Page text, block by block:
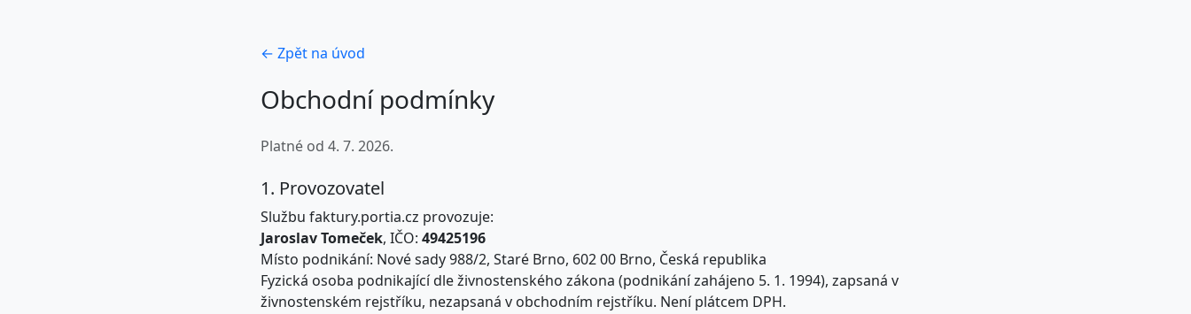
← Zpět na úvod
Obchodní podmínky
Platné od 4. 7. 2026.
1. Provozovatel
Službu faktury.portia.cz provozuje:
Jaroslav Tomeček, IČO: 49425196
Místo podnikání: Nové sady 988/2, Staré Brno, 602 00 Brno, Česká republika
Fyzická osoba podnikající dle živnostenského zákona (podnikání zahájeno 5. 1. 1994), zapsaná v
živnostenském rejstříku, nezapsaná v obchodním rejstříku. Není plátcem DPH.